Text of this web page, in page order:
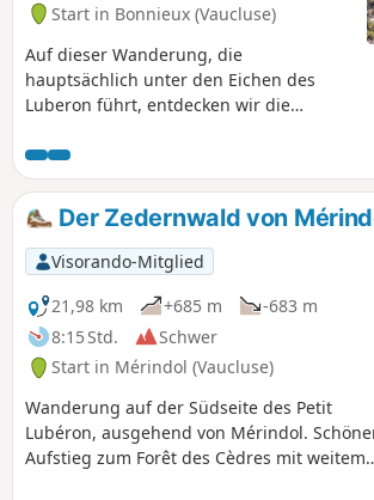
Start in Bonnieux (Vaucluse)
Auf dieser Wanderung, die
hauptsächlich unter den Eichen des
Luberon führt, entdecken wir die
Weges, die von einer früheren
Besiedlung zeugen. Eine alte
Muschelbrücke, der Turm Philippe (ein
Utopist), ein gallisches Dorf und nicht
zu vergessen der Grand Luberon mit
dem Mourre Nègre, die Combe de
Lourmarin, der Ventoux, die Montagne
Sainte-Victoire und natürlich der Blick
auf Bonnieux mit seinen zwei Kirchen.
Der Zedernwald von
Visorando-Mitglied
21,98 km
+685 m
-683 m
8:15 Std.
Schwer
Start in Mérindol (Vaucluse)
Wanderung auf der Südseite des Petit
Lubéron, ausgehend von Mérindol.
Aufstieg zum Forêt des Cèdres mit weitem